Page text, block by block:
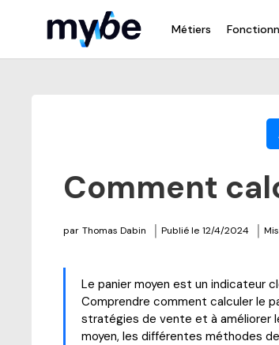
Métiers
Comment
par Thomas Dabin | Publié le 12/4/2024 |
Le panier moyen est un indicateur
Comprendre comment calculer le
stratégies de vente et à améliorer
moyen, les différentes méthodes